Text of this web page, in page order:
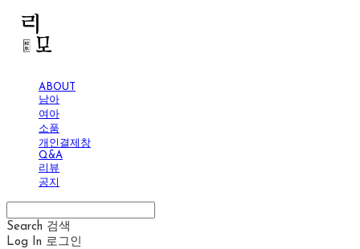
ABOUT
남아
여아
소품
개인결제창
Q&A
리뷰
공지
Search 검색
Log In 로그인